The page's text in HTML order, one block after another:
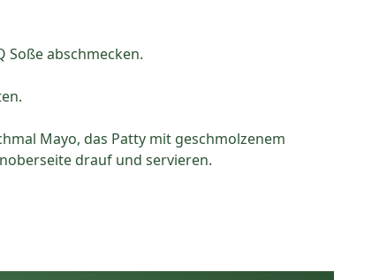
Soße abschmecken.
Mayo, das Patty mit geschmolzenem
drauf und servieren.